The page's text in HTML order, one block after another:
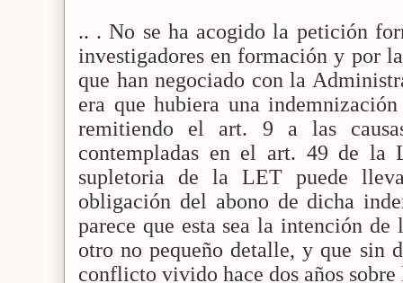
.. . No se ha acogido la petición
investigadores en formación y por
que han negociado con la
era que hubiera una
remitiendo el art. 9 a las
contempladas en el art. 49 de la
supletoria de la LET puede
obligación del abono de dicha
parece que esta sea la intención de
otro no pequeño detalle, y que sin
conflicto vivido hace dos años